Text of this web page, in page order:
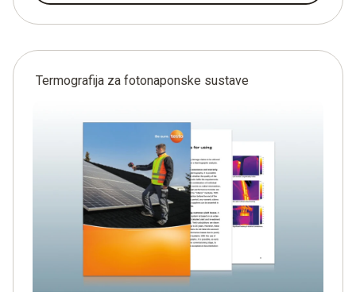
Termografija za fotonaponske sustave